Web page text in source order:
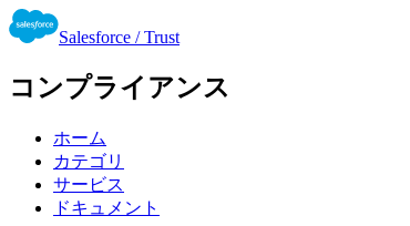
Salesforce / Trust
コンプライアンス
ホーム
カテゴリ
サービス
ドキュメント